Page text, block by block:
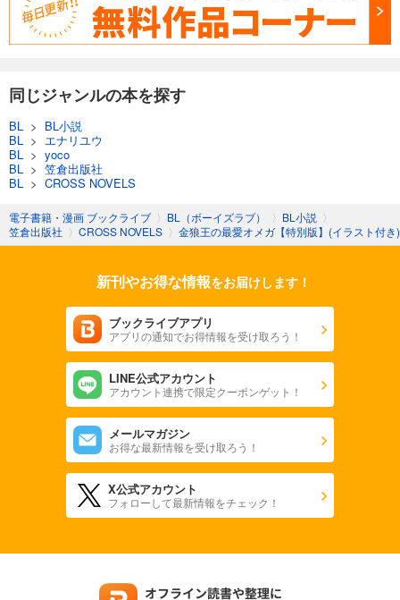
同じジャンルの本を探す
BL > BL小説
BL
> エナリユウ
BL
> yoco
BL
> 笠倉出版社
BL
> CROSS NOVELS
電子書籍・漫画 ブックライブ 〉 BL（ボーイズラブ） 〉 BL小説 〉
笠倉出版社 〉 CROSS NOVELS 〉 金狼王の最愛オメガ【特別版】(イラスト付き)
新刊やお得な情報をお届けします！
ブックライブアプリ
アプリの通知でお得情報を受け取ろう！
LINE公式アカウント
アカウント連携で限定クーポンゲット！
メールマガジン
お得な最新情報を受け取ろう！
X公式アカウント
フォローして最新情報をチェック！